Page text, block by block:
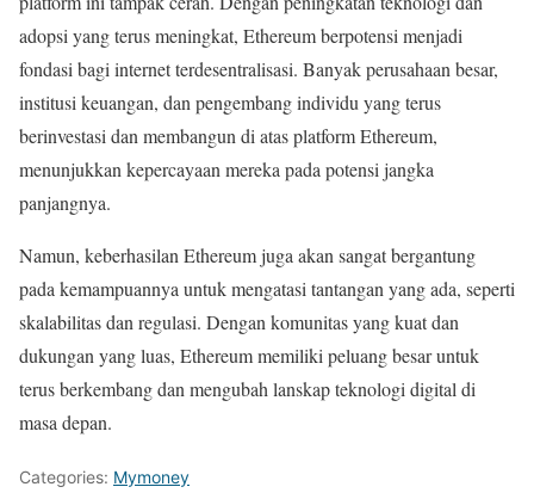
adopsi yang terus meningkat, Ethereum berpotensi menjadi
fondasi bagi internet terdesentralisasi. Banyak perusahaan besar,
institusi keuangan, dan pengembang individu yang terus
berinvestasi dan membangun di atas platform Ethereum,
menunjukkan kepercayaan mereka pada potensi jangka
panjangnya.
Namun, keberhasilan Ethereum juga akan sangat bergantung
pada kemampuannya untuk mengatasi tantangan yang ada, seperti
skalabilitas dan regulasi. Dengan komunitas yang kuat dan
dukungan yang luas, Ethereum memiliki peluang besar untuk
terus berkembang dan mengubah lanskap teknologi digital di
masa depan.
Categories: Mymoney